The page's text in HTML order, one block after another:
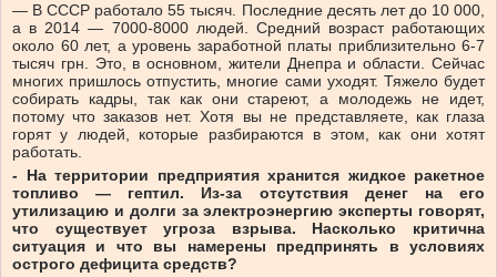
— В СССР работало 55 тысяч. Последние десять лет до 10 000,
а в 2014 — 7000-8000 людей. Средний возраст работающих
около 60 лет, а уровень заработной платы приблизительно 6-7
тысяч грн. Это, в основном, жители Днепра и области. Сейчас
многих пришлось отпустить, многие сами уходят. Тяжело будет
собирать кадры, так как они стареют, а молодежь не идет,
потому что заказов нет. Хотя вы не представляете, как глаза
горят у людей, которые разбираются в этом, как они хотят
работать.
- На территории предприятия хранится жидкое ракетное
топливо — гептил. Из-за отсутствия денег на его
утилизацию и долги за электроэнергию эксперты говорят,
что существует угроза взрыва. Насколько критична
ситуация и что вы намерены предпринять в условиях
острого дефицита средств?